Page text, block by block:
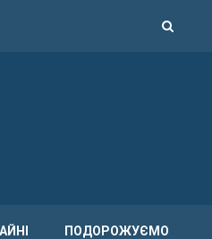
ПОДОРОЖУЄМО